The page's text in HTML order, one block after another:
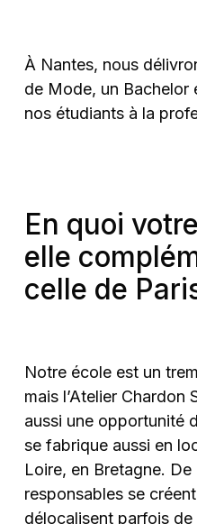
À Nantes, nous
de Mode, un Bachelor
nos étudiants à la
En quoi
elle
celle de
Notre école est un
mais l’Atelier Chardon
aussi une opportunité
se fabrique aussi en
Loire, en Bretagne.
responsables se
délocalisent parfois de